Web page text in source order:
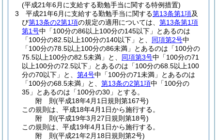
(平成21年6月に支給する勤勉手当に関する特例措置)
3
平成21年6月に支給する勤勉手当に関する第13条第1項及
び第13条の2第1項の規定の適用については、 第13条第1項
第1号中「100分の86以上100分の145以下」とあるのは
「100分の82.5以上100分の140以下」と、 同項第2号中
「100分の78.5以上100分の86未満」とあるのは「100分の
75.5以上100分の82.5未満」と、 同項第3号中「100分の71
以上100分の72.5以下」とあるのは「100分の68.5以上100
分の70以下」と、 第4号中「100分の71未満」とあるのは
「100分の68.5未満」と、 第13条の2第1項中「100分の
35」とあるのは「100分の30」とする。
附 則(平成18年4月1日規則第167号)
この規則は、平成18年4月1日から施行する。
附 則(平成19年3月27日規則第18号)
この規則は、平成19年4月1日から施行する。
附 則(平成21年2月18日規則第2号)